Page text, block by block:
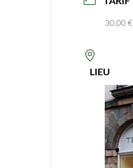
30.00 €
LIEU